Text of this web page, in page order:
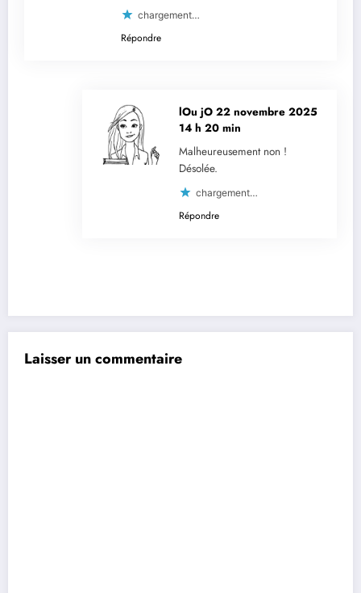
chargement…
Répondre
lOu jO 22 novembre 2025
14 h 20 min
Malheureusement non !
Désolée.
chargement…
Répondre
Laisser un commentaire